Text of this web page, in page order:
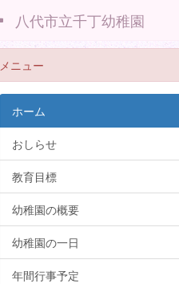
八代市立千丁幼稚園
メニュー
ホーム
おしらせ
教育目標
幼稚園の概要
幼稚園の一日
年間行事予定